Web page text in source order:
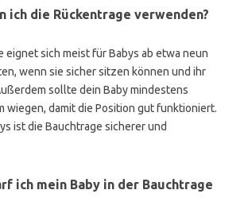
ich die Rückentrage verwenden?
eignet sich meist für Babys ab etwa neun
wenn sie sicher sitzen können und ihr
sollte dein Baby mindestens
wiegen, damit die Position gut funktioniert.
ist die Bauchtrage sicherer und
ich mein Baby in der Bauchtrage